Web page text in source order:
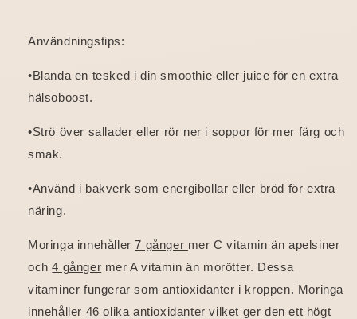
Användningstips:
•Blanda en tesked i din smoothie eller juice för en extra
hälsoboost.
•Strö över sallader eller rör ner i soppor för mer färg och
smak.
•Använd i bakverk som energibollar eller bröd för extra
näring.
Moringa innehåller7 gånger mer C vitamin än apelsiner
och4 gånger mer A vitamin än morötter. Dessa
vitaminer fungerar som antioxidanter i kroppen. Moringa
innehåller 46 olika antioxidanter vilket ger den ett högt